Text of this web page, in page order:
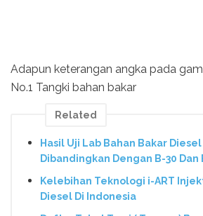
Adapun keterangan angka pada
No.1 Tangki bahan bakar
Related
Hasil Uji Lab Bahan Bakar
Dibandingkan Dengan B-30 Dan
Kelebihan Teknologi i-ART
Diesel Di Indonesia